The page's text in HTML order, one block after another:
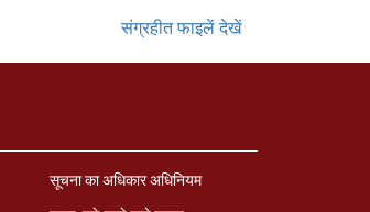
संग्रहीत फाइलें देखें
सूचना का अधिकार अधिनियम